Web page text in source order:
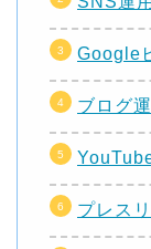
Google
ブログ
プレス